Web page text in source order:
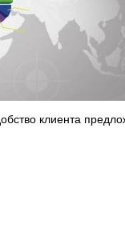
клиента